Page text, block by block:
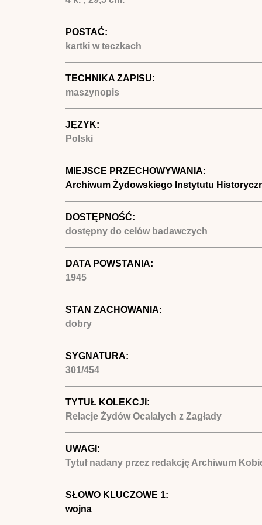
POSTAĆ:
kartki w teczkach
TECHNIKA ZAPISU:
maszynopis
JĘZYK:
Polski
MIEJSCE PRZECHOWYWANIA:
Archiwum Żydowskiego Instytutu
DOSTĘPNOŚĆ:
dostępny do celów badawczych
DATA POWSTANIA:
1945
STAN ZACHOWANIA:
dobry
SYGNATURA:
301/454
TYTUŁ KOLEKCJI:
Relacje Żydów Ocalałych z Zagłady
UWAGI:
Tytuł nadany przez redakcję Archiwum
SŁOWO KLUCZOWE 1:
wojna